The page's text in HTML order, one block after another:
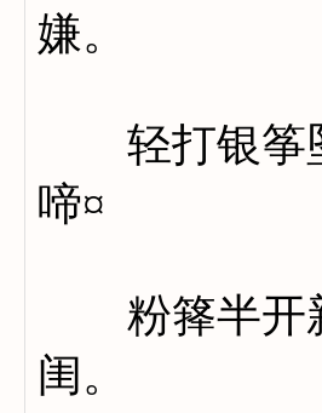
嫌。
轻打银筝坠
啼¤
粉箨半开新
闺。